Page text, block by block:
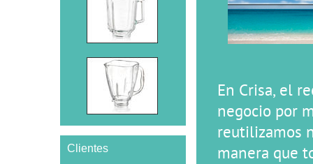
Clientes
En Crisa, el
negocio por
reutilizamos
manera que